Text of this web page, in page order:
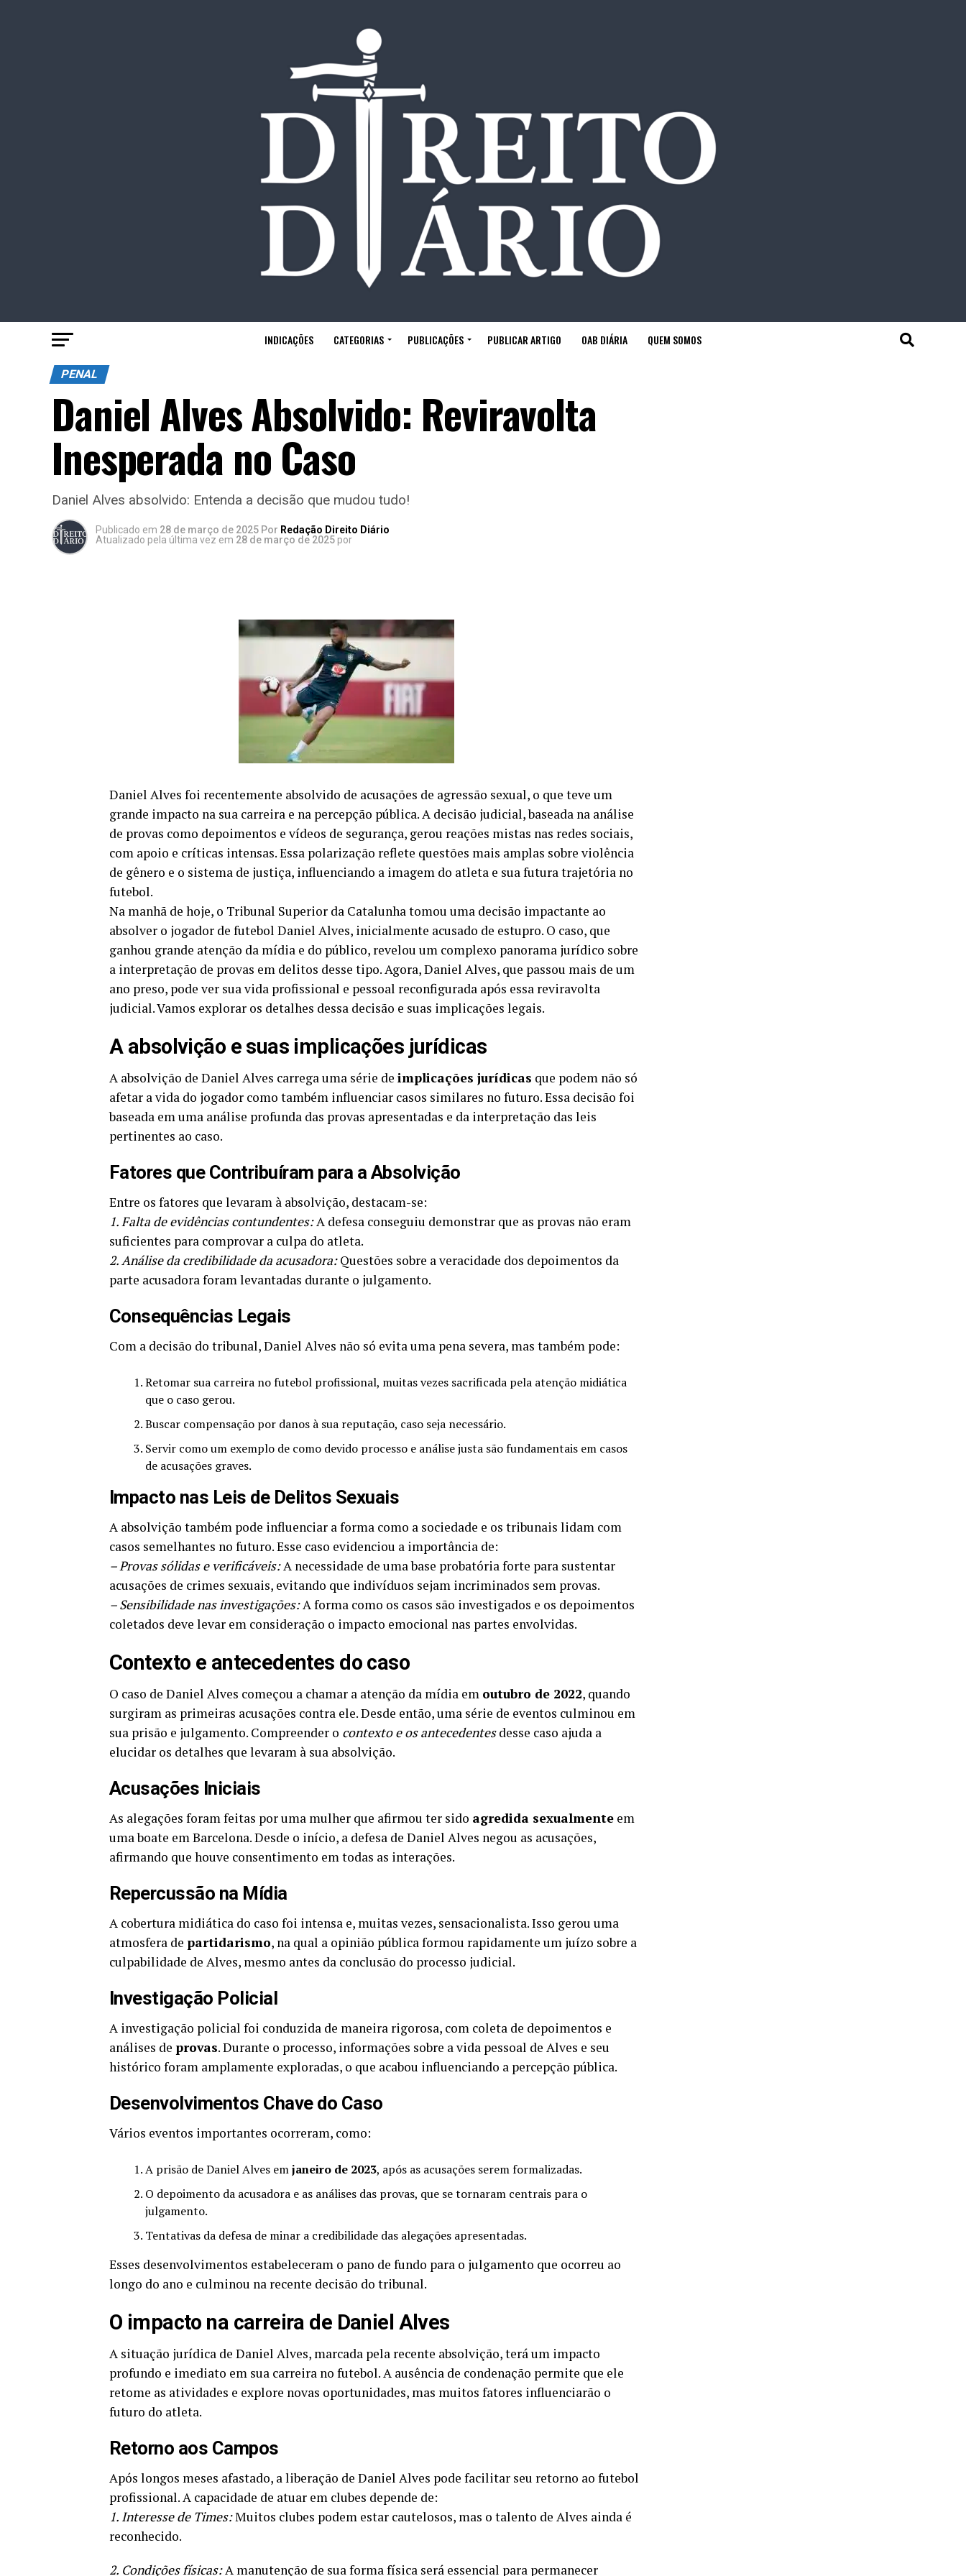
INDICAÇÕES CATEGORIAS PUBLICAÇÕES PUBLICAR ARTIGO OAB DIÁRIA QUEM SOMOS
PENAL
Daniel Alves Absolvido: Reviravolta
Inesperada no Caso
Daniel Alves absolvido: Entenda a decisão que mudou tudo!
Publicado em 28 de março de 2025 Por Redação Direito Diário
Atualizado pela última vez em 28 de março de 2025 por
Daniel Alves foi recentemente absolvido de acusações de agressão sexual, o que teve um
grande impacto na sua carreira e na percepção pública. A decisão judicial, baseada na análise
de provas como depoimentos e vídeos de segurança, gerou reações mistas nas redes sociais,
com apoio e críticas intensas. Essa polarização reflete questões mais amplas sobre violência
de gênero e o sistema de justiça, influenciando a imagem do atleta e sua futura trajetória no
futebol.
Na manhã de hoje, o Tribunal Superior da Catalunha tomou uma decisão impactante ao
absolver o jogador de futebol Daniel Alves, inicialmente acusado de estupro. O caso, que
ganhou grande atenção da mídia e do público, revelou um complexo panorama jurídico sobre
a interpretação de provas em delitos desse tipo. Agora, Daniel Alves, que passou mais de um
ano preso, pode ver sua vida profissional e pessoal reconfigurada após essa reviravolta
judicial. Vamos explorar os detalhes dessa decisão e suas implicações legais.
A absolvição e suas implicações jurídicas
A absolvição de Daniel Alves carrega uma série de implicações jurídicas que podem não só
afetar a vida do jogador como também influenciar casos similares no futuro. Essa decisão foi
baseada em uma análise profunda das provas apresentadas e da interpretação das leis
pertinentes ao caso.
Fatores que Contribuíram para a Absolvição
Entre os fatores que levaram à absolvição, destacam-se:
1. Falta de evidências contundentes:A defesa conseguiu demonstrar que as provas não eram
suficientes para comprovar a culpa do atleta.
2. Análise da credibilidade da acusadora:Questões sobre a veracidade dos depoimentos da
parte acusadora foram levantadas durante o julgamento.
Consequências Legais
Com a decisão do tribunal, Daniel Alves não só evita uma pena severa, mas também pode:
Retomar sua carreira no futebol profissional, muitas vezes sacrificada pela atenção midiática
que o caso gerou.
Buscar compensação por danos à sua reputação, caso seja necessário.
Servir como um exemplo de como devido processo e análise justa são fundamentais em casos
de acusações graves.
Impacto nas Leis de Delitos Sexuais
A absolvição também pode influenciar a forma como a sociedade e os tribunais lidam com
casos semelhantes no futuro. Esse caso evidenciou a importância de:
– Provas sólidas e verificáveis:A necessidade de uma base probatória forte para sustentar
acusações de crimes sexuais, evitando que indivíduos sejam incriminados sem provas.
– Sensibilidade nas investigações:A forma como os casos são investigados e os depoimentos
coletados deve levar em consideração o impacto emocional nas partes envolvidas.
Contexto e antecedentes do caso
O caso de Daniel Alves começou a chamar a atenção da mídia em outubro de 2022, quando
surgiram as primeiras acusações contra ele. Desde então, uma série de eventos culminou em
sua prisão e julgamento. Compreender o contexto e os antecedentesdesse caso ajuda a
elucidar os detalhes que levaram à sua absolvição.
Acusações Iniciais
As alegações foram feitas por uma mulher que afirmou ter sido agredida sexualmente em
uma boate em Barcelona. Desde o início, a defesa de Daniel Alves negou as acusações,
afirmando que houve consentimento em todas as interações.
Repercussão na Mídia
A cobertura midiática do caso foi intensa e, muitas vezes, sensacionalista. Isso gerou uma
atmosfera de partidarismo, na qual a opinião pública formou rapidamente um juízo sobre a
culpabilidade de Alves, mesmo antes da conclusão do processo judicial.
Investigação Policial
A investigação policial foi conduzida de maneira rigorosa, com coleta de depoimentos e
análises de provas. Durante o processo, informações sobre a vida pessoal de Alves e seu
histórico foram amplamente exploradas, o que acabou influenciando a percepção pública.
Desenvolvimentos Chave do Caso
Vários eventos importantes ocorreram, como:
A prisão de Daniel Alves emjaneiro de 2023, após as acusações serem formalizadas.
O depoimento da acusadora e as análises das provas, que se tornaram centrais para o
julgamento.
Tentativas da defesa de minar a credibilidade das alegações apresentadas.
Esses desenvolvimentos estabeleceram o pano de fundo para o julgamento que ocorreu ao
longo do ano e culminou na recente decisão do tribunal.
O impacto na carreira de Daniel Alves
A situação jurídica de Daniel Alves, marcada pela recente absolvição, terá um impacto
profundo e imediato em sua carreira no futebol. A ausência de condenação permite que ele
retome as atividades e explore novas oportunidades, mas muitos fatores influenciarão o
futuro do atleta.
Retorno aos Campos
Após longos meses afastado, a liberação de Daniel Alves pode facilitar seu retorno ao futebol
profissional. A capacidade de atuar em clubes depende de:
1. Interesse de Times:Muitos clubes podem estar cautelosos, mas o talento de Alves ainda é
reconhecido.
2. Condições físicas:A manutenção de sua forma física será essencial para permanecer